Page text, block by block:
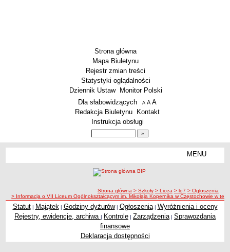
Strona główna
Mapa Biuletynu
Rejestr zmian treści
Statystyki oglądalności
Dziennik Ustaw
Monitor Polski
Menu dodatkowe
Dla słabowidzących A pomniejsz czcionkę
A standardowy rozmiar czcionki
A
Redakcja Biuletynu
Kontakt
Instrukcja obsługi
MENU
Zespoły Szkół
Techniczne Zakłady Naukowe
Przedszkola Miejskie
ścieżka nawigacji
Strona główna > Szkoły > Licea > lo7 > Ogłoszenia
> Informacja o VII Liceum Ogólnokształcącym im. Mikołaja Kopernika w Częstochowie w
Statut| Majątek | Godziny dyżurów| Ogłoszenia| Wyróżnienia i oceny
Rejestry, ewidencje, archiwa | Kontrole | Zarządzenia | Sprawozdania
finansowe
Deklaracja dostępności